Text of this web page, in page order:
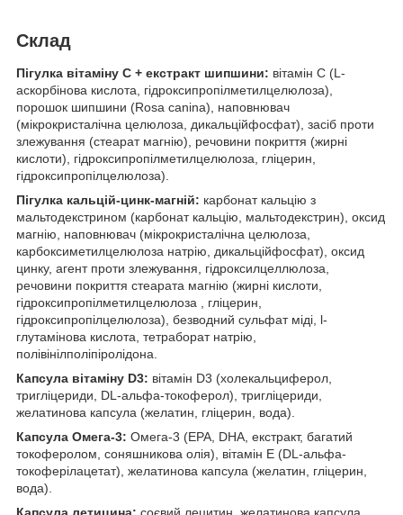
Склад
Пігулка вітаміну C + екстракт шипшини: вітамін C (L-
аскорбінова кислота, гідроксипропілметилцелюлоза),
порошок шипшини (Rosa canina), наповнювач
(мікрокристалічна целюлоза, дикальційфосфат), засіб проти
злежування (стеарат магнію), речовини покриття (жирні
кислоти), гідроксипропілметилцелюлоза, гліцерин,
гідроксипропілцелюлоза).
Пігулка кальцій-цинк-магній: карбонат кальцію з
мальтодекстрином (карбонат кальцію, мальтодекстрин), оксид
магнію, наповнювач (мікрокристалічна целюлоза,
карбоксиметилцелюлоза натрію, дикальційфосфат), оксид
цинку, агент проти злежування, гідроксилцеллюлоза,
речовини покриття стеарата магнію (жирні кислоти,
гідроксипропілметилцелюлоза , гліцерин,
гідроксипропілцелюлоза), безводний сульфат міді, l-
глутамінова кислота, тетраборат натрію,
полівінілполіпіролідона.
Капсула вітаміну D3: вітамін D3 (холекальциферол,
тригліцериди, DL-альфа-токоферол), тригліцериди,
желатинова капсула (желатин, гліцерин, вода).
Капсула Омега-3: Омега-3 (EPA, DHA, екстракт, багатий
токоферолом, соняшникова олія), вітамін E (DL-альфа-
токоферілацетат), желатинова капсула (желатин, гліцерин,
вода).